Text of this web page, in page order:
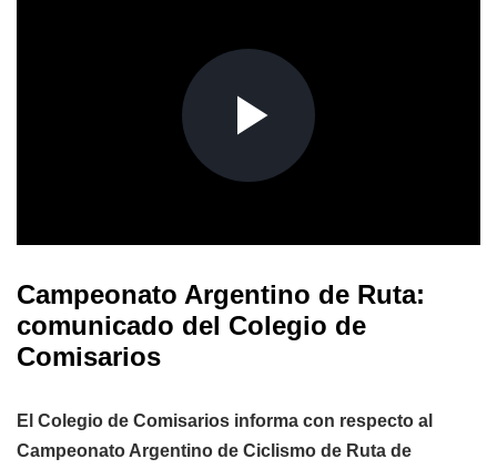
Campeonato Argentino de Ruta:
comunicado del Colegio de
Comisarios
El Colegio de Comisarios informa con respecto al
Campeonato Argentino de Ciclismo de Ruta de